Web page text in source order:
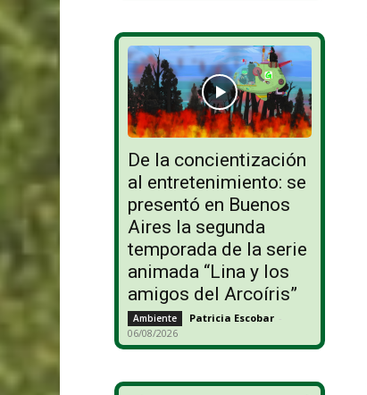
De la concientización
al entretenimiento: se
presentó en Buenos
Aires la segunda
temporada de la serie
animada “Lina y los
amigos del Arcoíris”
Ambiente Patricia Escobar -
06/08/2026